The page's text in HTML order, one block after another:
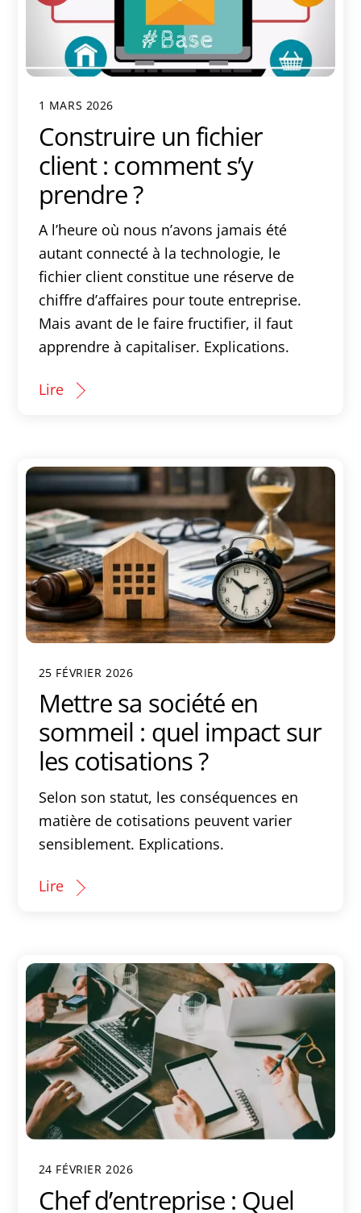
1 MARS 2026
Construire un fichier
client : comment s’y
prendre ?
A l’heure où nous n’avons jamais été
autant connecté à la technologie, le
fichier client constitue une réserve de
chiffre d’affaires pour toute entreprise.
Mais avant de le faire fructifier, il faut
apprendre à capitaliser. Explications.
Lire
25 FÉVRIER 2026
Mettre sa société en
sommeil : quel impact sur
les cotisations ?
Selon son statut, les conséquences en
matière de cotisations peuvent varier
sensiblement. Explications.
Lire
24 FÉVRIER 2026
Chef d’entreprise : Quel